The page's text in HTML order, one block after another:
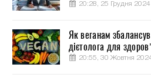
20:28, 25 Грудня 2024
Як веганам
дієтолога для
20:55, 30 Жовтня